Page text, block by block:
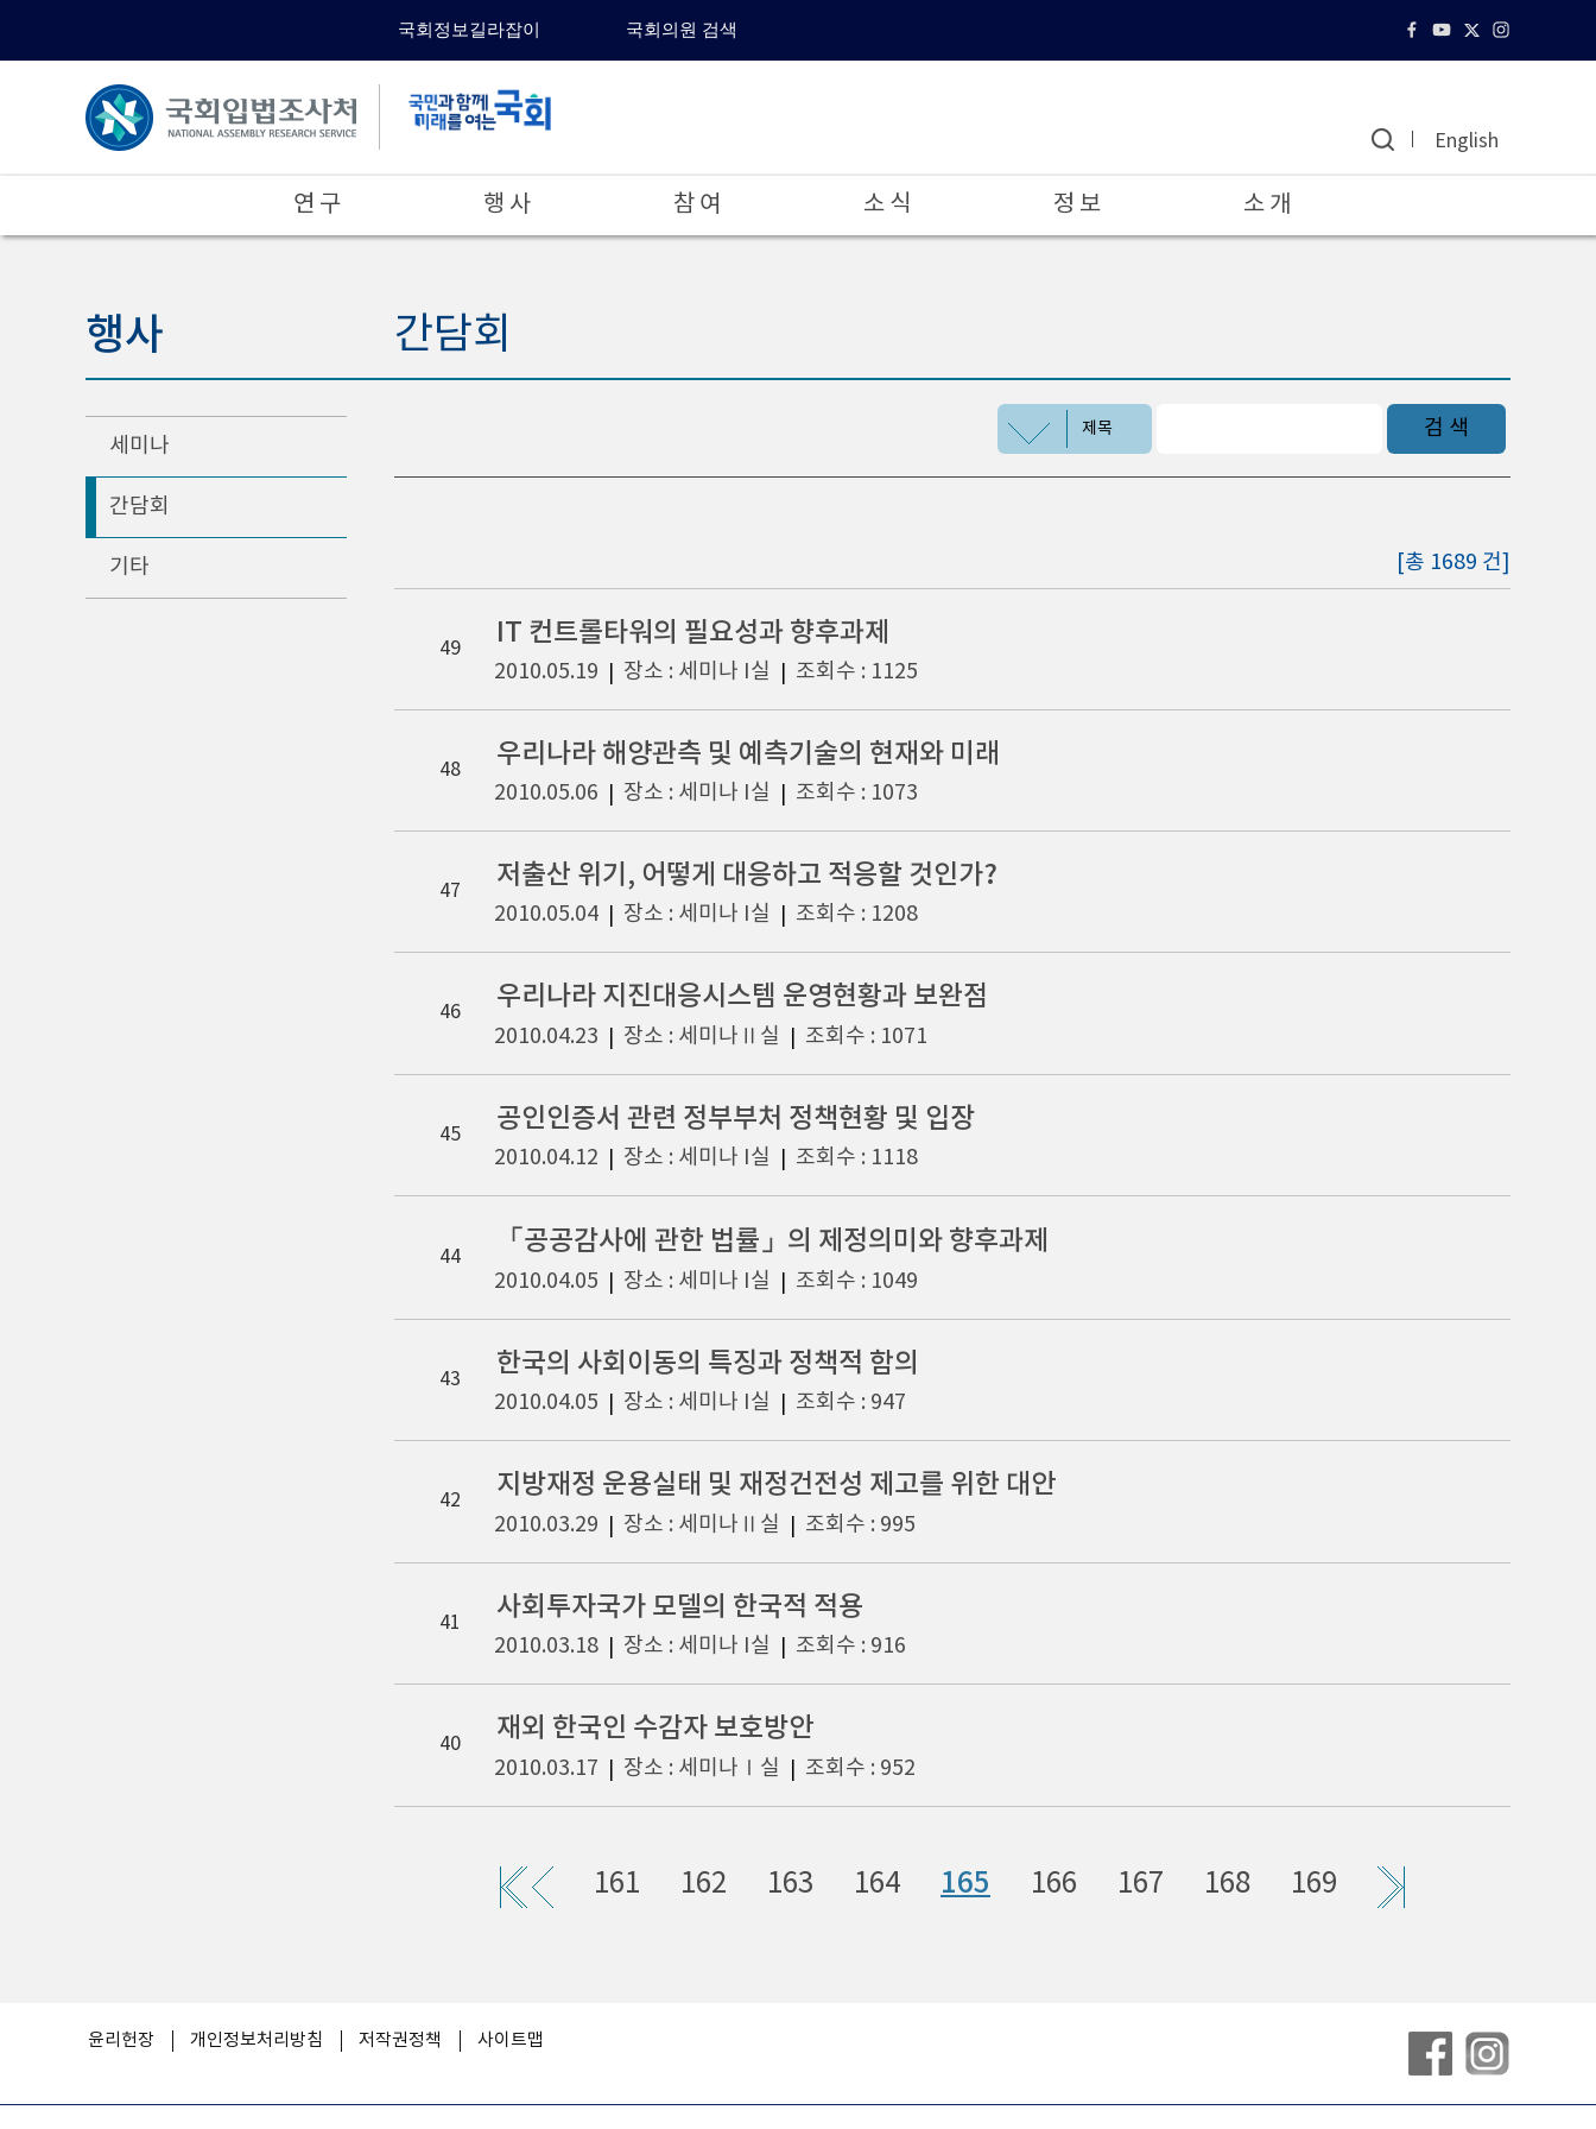
국회정보길라잡이 국회의원 검색
English
연 구 행 사 참 여 소 식 정 보 소 개
행사
세미나
간담회
기타
간담회
제목 검 색
[총 1689 건]
49 IT 컨트롤타워의 필요성과 향후과제
2010.05.19 장소 : 세미나 I실 조회수 : 1125
48 우리나라 해양관측 및 예측기술의 현재와 미래
2010.05.06 장소 : 세미나 I실 조회수 : 1073
47 저출산 위기, 어떻게 대응하고 적응할 것인가?
2010.05.04 장소 : 세미나 I실 조회수 : 1208
46 우리나라 지진대응시스템 운영현황과 보완점
2010.04.23 장소 : 세미나Ⅱ실 조회수 : 1071
45 공인인증서 관련 정부부처 정책현황 및 입장
2010.04.12 장소 : 세미나 I실 조회수 : 1118
44 「공공감사에 관한 법률」의 제정의미와 향후과제
2010.04.05 장소 : 세미나 I실 조회수 : 1049
43 한국의 사회이동의 특징과 정책적 함의
2010.04.05 장소 : 세미나 I실 조회수 : 947
42 지방재정 운용실태 및 재정건전성 제고를 위한 대안
2010.03.29 장소 : 세미나Ⅱ실 조회수 : 995
41 사회투자국가 모델의 한국적 적용
2010.03.18 장소 : 세미나 I실 조회수 : 916
40 재외 한국인 수감자 보호방안
2010.03.17 장소 : 세미나Ⅰ실 조회수 : 952
161 162 163 164 165 166 167 168 169
윤리헌장 개인정보처리방침 저작권정책 사이트맵